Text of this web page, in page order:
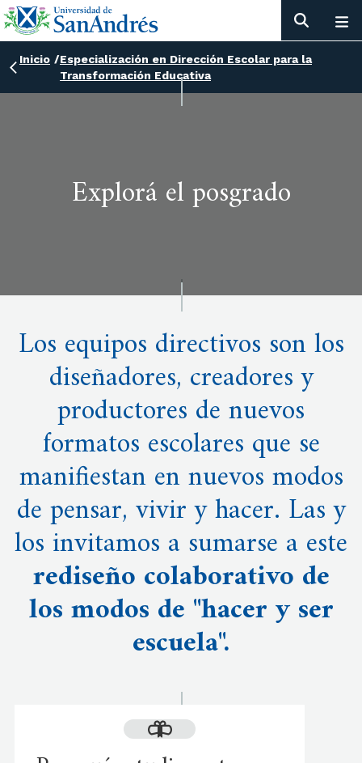
Inicio /Especialización en Dirección Escolar para la
Transformación Educativa
Explorá el posgrado
Los equipos directivos son los
diseñadores, creadores y
productores de nuevos
formatos escolares que se
manifiestan en nuevos modos
de pensar, vivir y hacer. Las y
los invitamos a sumarse a este
rediseño colaborativo de
los modos de "hacer y ser
escuela".